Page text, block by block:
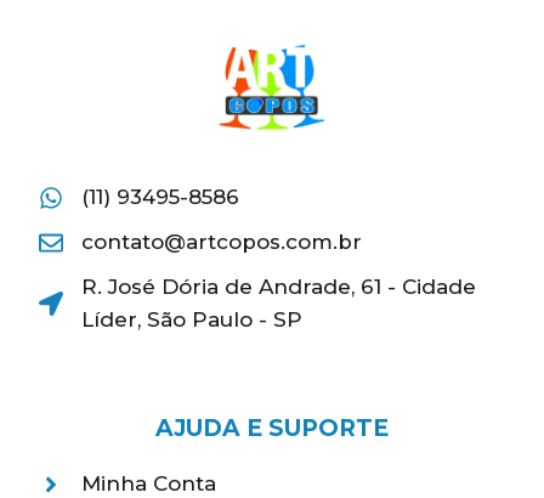
(11) 93495-8586
contato@artcopos.com.br
R. José Dória de Andrade, 61 - Cidade
Líder, São Paulo - SP
AJUDA E SUPORTE
Minha Conta